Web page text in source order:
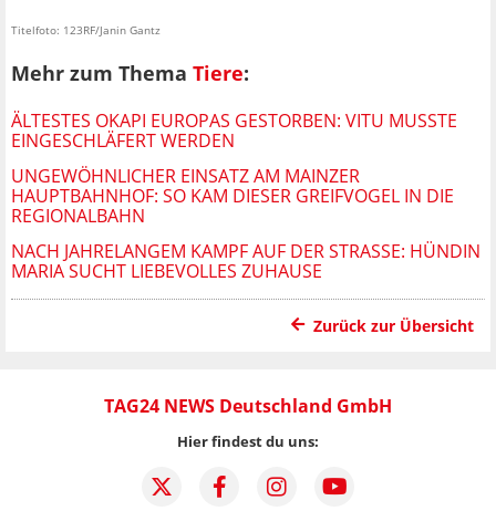
Titelfoto: 123RF/Janin Gantz
Mehr zum Thema Tiere:
ÄLTESTES OKAPI EUROPAS GESTORBEN: VITU MUSSTE
EINGESCHLÄFERT WERDEN
UNGEWÖHNLICHER EINSATZ AM MAINZER
HAUPTBAHNHOF: SO KAM DIESER GREIFVOGEL IN DIE
REGIONALBAHN
NACH JAHRELANGEM KAMPF AUF DER STRASSE: HÜNDIN M
ARIA SUCHT LIEBEVOLLES ZUHAUSE
Zurück zur Übersicht
TAG24 NEWS Deutschland GmbH
Hier findest du uns: